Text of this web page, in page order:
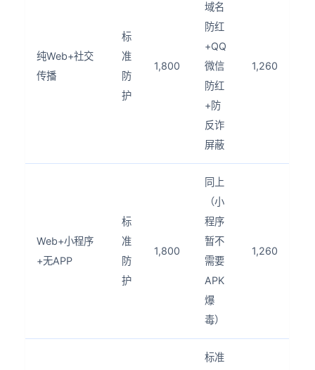
纯Web+社交
传播
标
准
防
护
1,800
域名
防红
+QQ
微信
防红
+防
反诈
屏蔽
1,260
Web+小程序
+无APP
标
准
防
护
1,800
同上
（小
程序
暂不
需要
APK
爆
毒）
1,260
标准